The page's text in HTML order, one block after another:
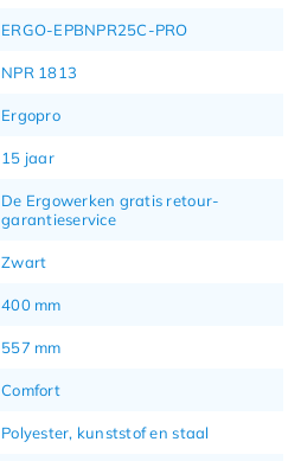
ERGO-EPBNPR25C-PRO
NPR 1813
Ergopro
15 jaar
De Ergowerken gratis retour-
garantieservice
Zwart
400 mm
557 mm
Comfort
Polyester, kunststof en staal